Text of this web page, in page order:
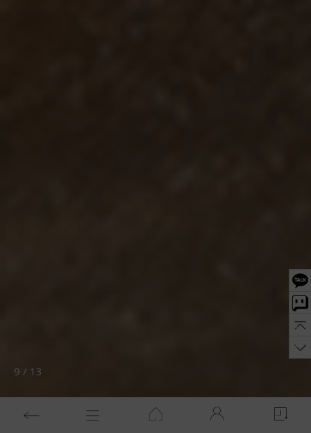
10 / 13